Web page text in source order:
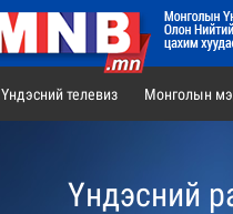
Үндэсний телевиз Монголын
Үндэсний